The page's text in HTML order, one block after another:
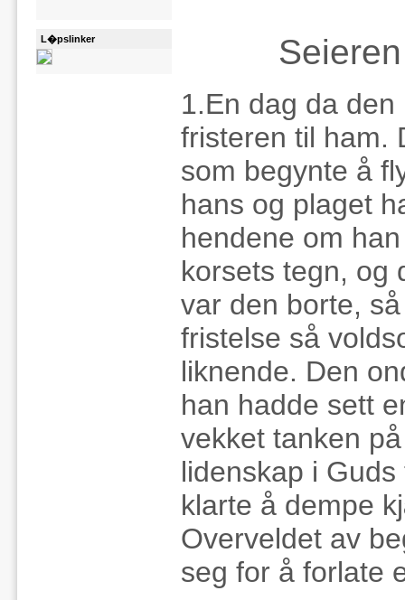
L�pslinker
1.En dag da
fristeren til ham.
som begynte å
hans og plaget
hendene om
korsets tegn, og
var den borte,
fristelse så
liknende. Den
han hadde sett
vekket tanken
lidenskap i
klarte å dempe
Overveldet av
seg for å forlate